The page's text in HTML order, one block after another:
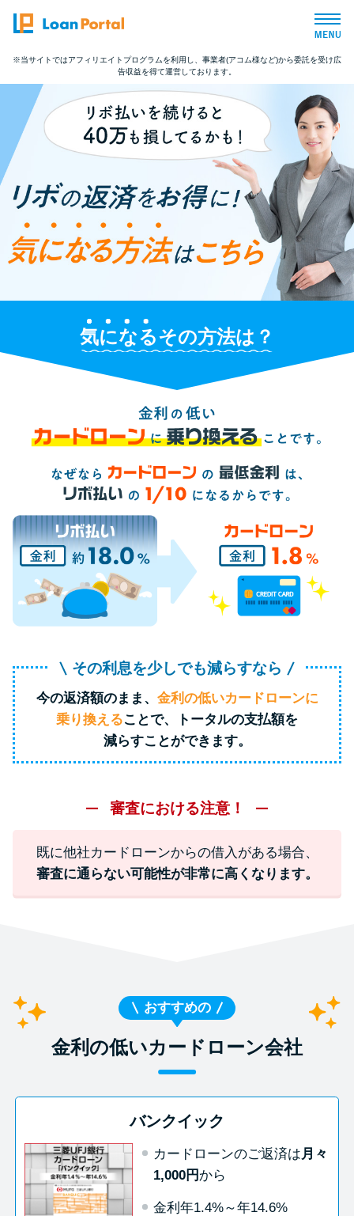
トップページ
おすすめコンテンツ
総合人気ランキング
とにかくすぐ借りたい方向け
バレずに借りたい方向け
審査が不安な方向け
カードローン診断
特集ページ
リボ払いをそのまま払いきると
損！
カードローンの見直しで40万円
得した話
最速！最短40分で借りられるカ
ードローン
特集ページ一覧
の理由
その他コラム
今月の家賃払えない…2ヵ月目に
家賃払えないが強制退去は避け
たい…市役所に相談より賢い方
法2選
※当サイトではアフィリエイトプログラムを利用し、事業者(アコム様など)から委託を受け広
告収益を得て運営しております。
気になるその方法は？
その利息を少しでも減らすなら
今の返済額のまま、 金利の低いカードローンに
乗り換えることで、トータルの支払額を
減らすことができます。
審査における注意！
既に他社カードローンからの借入がある場合、
審査に通らない可能性が非常に高くなります。
おすすめの
金利の低いカードローン会社
バンクイック
カードローンのご返済は 月々
1,000円 から
金利年1.4%～年14.6%